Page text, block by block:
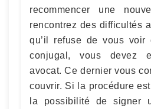
recommencer une
rencontrez des difficultés
qu’il refuse de vous voir
conjugal, vous devez
avocat. Ce dernier vous
couvrir. Si la procédure
la possibilité de signer